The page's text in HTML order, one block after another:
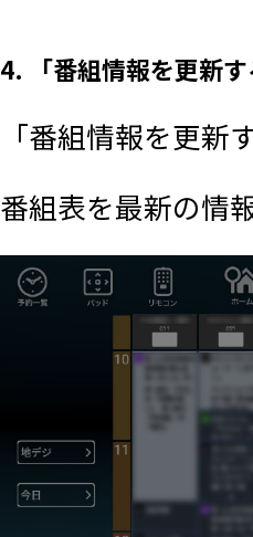
4. 「番組情報を更新
「番組情報を更新
番組表を最新の情